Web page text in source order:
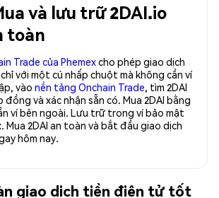
và lưu trữ 2DAI.io
toàn
Trade của Phemexcho phép giao dịch
với một cú nhấp chuột mà không cần ví
vào nền tảng Onchain Trade, tìm 2DAI
đồng và xác nhận sẵn có. Mua 2DAI bằng
ví bên ngoài. Lưu trữ trong ví bảo mật
Mua 2DAI an toàn và bắt đầu giao dịch
hôm nay.
giao dịch tiền điện tử tốt